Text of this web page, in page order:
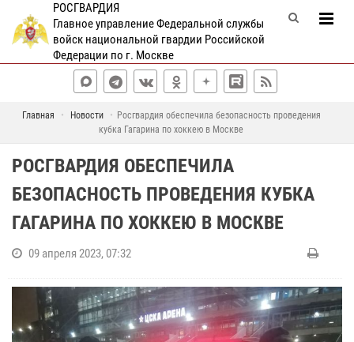
РОСГВАРДИЯ
Главное управление Федеральной службы
войск национальной гвардии Российской
Федерации по г. Москве
Главная Новости
Росгвардия обеспечила безопасность проведения
кубка Гагарина по хоккею в Москве
РОСГВАРДИЯ ОБЕСПЕЧИЛА
БЕЗОПАСНОСТЬ ПРОВЕДЕНИЯ КУБКА
ГАГАРИНА ПО ХОККЕЮ В МОСКВЕ
09 апреля 2023, 07:32